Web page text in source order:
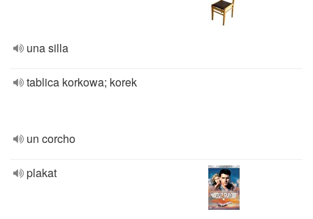
una silla
tablica korkowa; korek
un corcho
plakat